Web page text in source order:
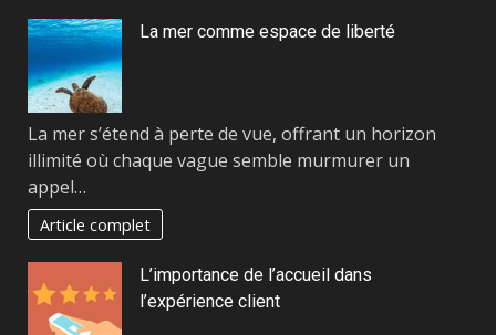
La mer comme espace de liberté
La mer s’étend à perte de vue, offrant un horizon
illimité où chaque vague semble murmurer un
appel…
Article complet
L’importance de l’accueil dans
l’expérience client